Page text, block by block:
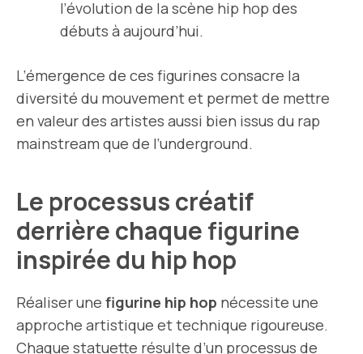
l’évolution de la scène hip hop des
débuts à aujourd’hui.
L’émergence de ces figurines consacre la
diversité du mouvement et permet de mettre
en valeur des artistes aussi bien issus du rap
mainstream que de l’underground.
Le processus créatif
derrière chaque figurine
inspirée du hip hop
Réaliser une figurine hip hop nécessite une
approche artistique et technique rigoureuse.
Chaque statuette résulte d’un processus de